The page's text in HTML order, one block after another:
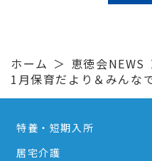
ホーム
恵徳会NEWS
1月保育だより＆みんな
特養・短期入所
居宅介護